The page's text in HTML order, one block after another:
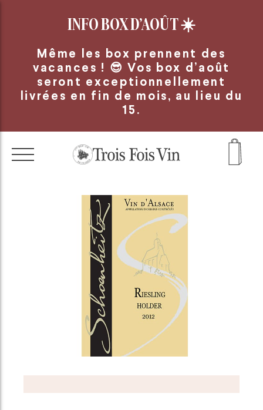
INFO BOX D’AOÛT☀️
Même les box prennent des
vacances ! 😎 Vos box d’août
seront exceptionnellement
livrées en fin de mois, au lieu du
15.